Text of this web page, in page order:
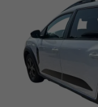
Neuwagen
Jahreswagen
und
Gebrauchtwagen